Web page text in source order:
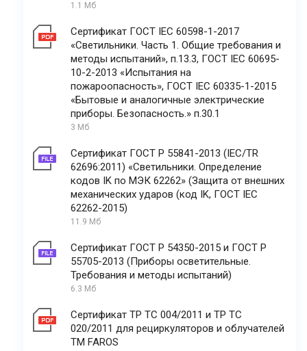
1.1 Мб
Сертификат ГОСТ IEC 60598-1-2017
«Светильники. Часть 1. Общие требования и
методы испытаний», п.13.3, ГОСТ IEC 60695-
10-2-2013 «Испытания на
пожароопасность», ГОСТ IEC 60335-1-2015
«Бытовые и аналогичные электрические
приборы. Безопасность.» п.30.1
3 Мб
Сертификат ГОСТ Р 55841-2013 (IEC/TR
62696:2011) «Светильники. Определение
кодов IK по МЭК 62262» (Защита от внешних
механических ударов (код IK, ГОСТ IEC
62262-2015)
11.9 Мб
Сертификат ГОСТ Р 54350-2015 и ГОСТ Р
55705-2013 (Приборы осветительные.
Требования и методы испытаний)
6.3 Мб
Сертификат ТР ТС 004/2011 и ТР ТС
020/2011 для рециркуляторов и облучателей
ТМ FAROS